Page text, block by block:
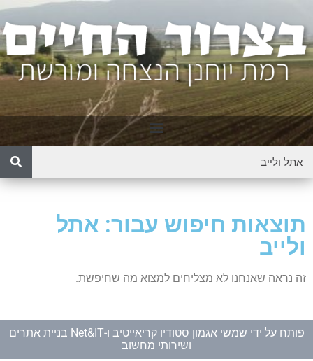
תוצאות חיפוש עבור: אתל
ולייב
זה נראה שאנחנו לא מצליחים למצוא מה שחיפשת.
פותח על ידי שמשי אגמון סטודיו קריאייטיב ו-
Net&IT בניית אתרים
ושירותי מחשוב